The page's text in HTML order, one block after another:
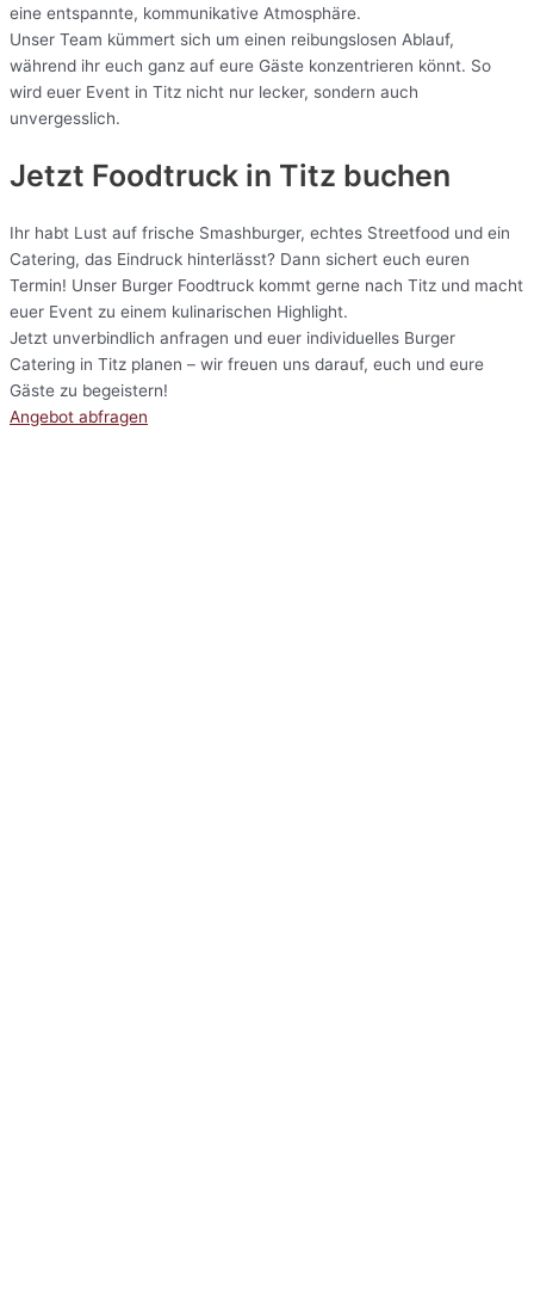
eine entspannte, kommunikative Atmosphäre.
Unser Team kümmert sich um einen reibungslosen Ablauf,
während ihr euch ganz auf eure Gäste konzentrieren könnt. So
wird euer Event in Titz nicht nur lecker, sondern auch
unvergesslich.
Jetzt Foodtruck in Titz buchen
Ihr habt Lust auf frische Smashburger, echtes Streetfood und ein
Catering, das Eindruck hinterlässt? Dann sichert euch euren
Termin! Unser Burger Foodtruck kommt gerne nach Titz und macht
euer Event zu einem kulinarischen Highlight.
Jetzt unverbindlich anfragen und euer individuelles Burger
Catering in Titz planen – wir freuen uns darauf, euch und eure
Gäste zu begeistern!
Angebot abfragen